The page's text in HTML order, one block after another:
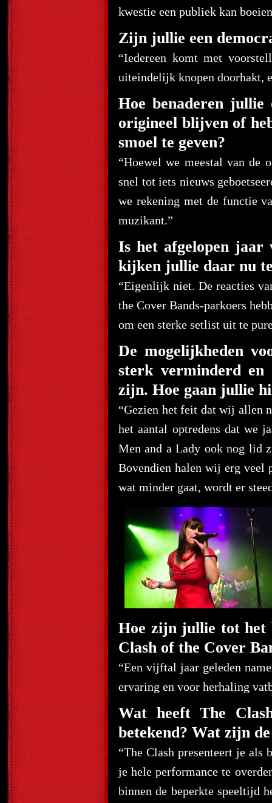
kwestie een publiek kan
Zijn jullie een
“Iedereen komt met
uiteindelijk knopen doorhakt,
Hoe benaderen
origineel blijven of
smoel te geven?
“Hoewel we meestal van de
snel tot iets nieuws
we rekening met de functie
muzikant.”
Is het afgelopen jaar
kijken jullie daar nu
“Eigenlijk niet. De reacties
the Cover Bands-parkoers
om een sterke setlist uit te
De mogelijkheden
sterk verminderd en
zijn. Hoe gaan jullie
“Gezien het feit dat wij allen
het aantal optredens dat we
Men and a Lady ook nog lid
Bovendien halen wij erg veel
wat minder gaat, wordt er
Hoe zijn jullie tot het
Clash of the Cover
“Een vijftal jaar geleden
ervaring en voor herhaling
Wat heeft The
betekend? Wat zijn
“The Clash presenteert je als
je hele performance te
binnen de beperkte speeltijd